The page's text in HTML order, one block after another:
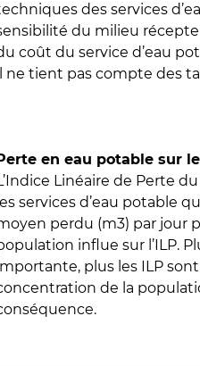
des services
du milieu
coût du service d’eau
ne tient pas compte des
en eau potable sur
Linéaire de Perte
les services d’eau potable
perdu (m3) par jour
influe sur l’ILP.
plus les ILP
de la